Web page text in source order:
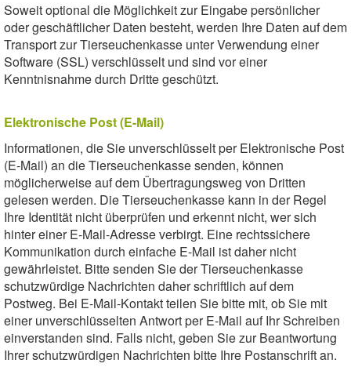
Soweit optional die Möglichkeit zur Eingabe persönlicher
oder geschäftlicher Daten besteht, werden Ihre Daten auf dem
Transport zur Tierseuchenkasse unter Verwendung einer
Software (SSL) verschlüsselt und sind vor einer
Kenntnisnahme durch Dritte geschützt.
Elektronische Post (E-Mail)
Informationen, die Sie unverschlüsselt per Elektronische Post
(E-Mail) an die Tierseuchenkasse senden, können
möglicherweise auf dem Übertragungsweg von Dritten
gelesen werden. Die Tierseuchenkasse kann in der Regel
Ihre Identität nicht überprüfen und erkennt nicht, wer sich
hinter einer E-Mail-Adresse verbirgt. Eine rechtssichere
Kommunikation durch einfache E-Mail ist daher nicht
gewährleistet. Bitte senden Sie der Tierseuchenkasse
schutzwürdige Nachrichten daher schriftlich auf dem
Postweg. Bei E-Mail-Kontakt teilen Sie bitte mit, ob Sie mit
einer unverschlüsselten Antwort per E-Mail auf Ihr Schreiben
einverstanden sind. Falls nicht, geben Sie zur Beantwortung
Ihrer schutzwürdigen Nachrichten bitte Ihre Postanschrift an.